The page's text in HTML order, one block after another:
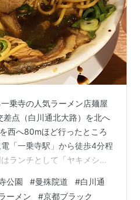
乗寺の人気ラーメン店麺屋
点（白川通北大路）を北へ
西へ80mほど行ったところ
「一乗寺駅」から徒歩4分程
ランチとして「ヤキメシセ
…京都市左京区一乗寺宮ノ東
公園 #曼殊院道 #白川通
ーメン #京都ブラック